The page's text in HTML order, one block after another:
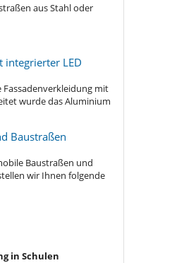
aus Stahl oder
integrierter LED
Fassadenverkleidung mit
wurde das Aluminium
Baustraßen
Baustraßen und
wir Ihnen folgende
in Schulen